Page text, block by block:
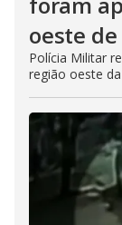
oeste
Polícia Militar
região oeste